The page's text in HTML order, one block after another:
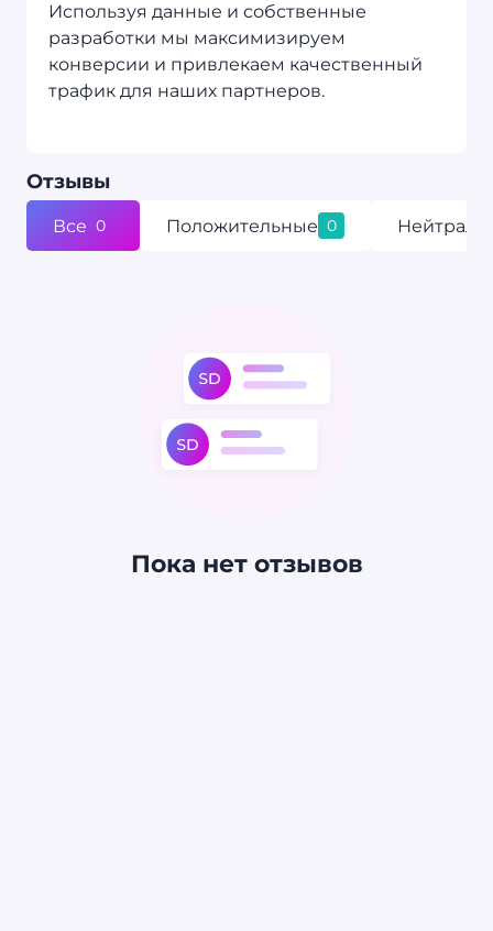
Используя данные и собственные
разработки мы максимизируем
конверсии и привлекаем качественный
трафик для наших партнеров.
Oтзывы
Все 0 Положительные 0
Пока нет отзывов